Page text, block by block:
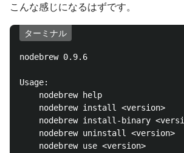
こんな感じになるはずです。
ターミナル
nodebrew 0.9.6
Usage:
nodebrew help
nodebrew install <version>
nodebrew install-binary
nodebrew uninstall <version>
nodebrew use <version>